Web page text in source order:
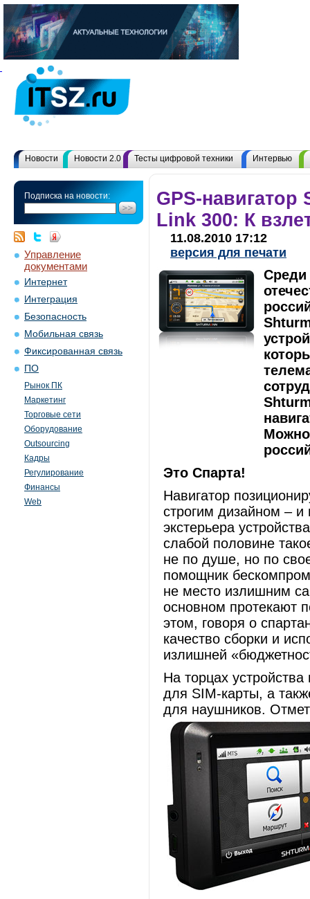
Новости Новости 2.0 Тесты цифровой техники Интервью
Подписка на новости:
Управление
документами
Интернет
Интеграция
Безопасность
Мобильная связь
Фиксированная связь
ПО
Рынок ПК
Маркетинг
Торговые сети
Оборудование
Outsourcing
Кадры
Регулирование
Финансы
Web
GPS-навигатор
Link 300: К
11.08.2010 17:12
версия для печати
Среди
Это Спарта!
Навигатор
строгим дизайном – и
экстерьера
слабой половине
не по душе, но по
помощник
не место излишним
основном протекают
этом, говоря о
качество сборки и
излишней
На торцах
для SIM-карты, а
для наушников.